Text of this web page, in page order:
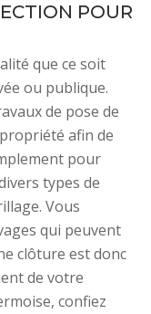
POUR
que ce soit
ou publique.
de pose de
afin de
pour
types de
Vous
qui peuvent
clôture est donc
de votre
confiez